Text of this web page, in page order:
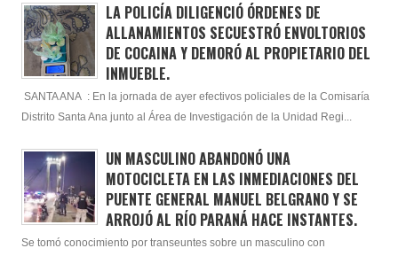
LA POLICÍA DILIGENCIÓ ÓRDENES DE
ALLANAMIENTOS SECUESTRÓ ENVOLTORIOS
DE COCAINA Y DEMORÓ AL PROPIETARIO DEL
INMUEBLE.
SANTA ANA : En la jornada de ayer efectivos policiales de la Comisaría
Distrito Santa Ana junto al Área de Investigación de la Unidad Regi...
UN MASCULINO ABANDONÓ UNA
MOTOCICLETA EN LAS INMEDIACIONES DEL
PUENTE GENERAL MANUEL BELGRANO Y SE
ARROJÓ AL RÍO PARANÁ HACE INSTANTES.
Se tomó conocimiento por transeuntes sobre un masculino con